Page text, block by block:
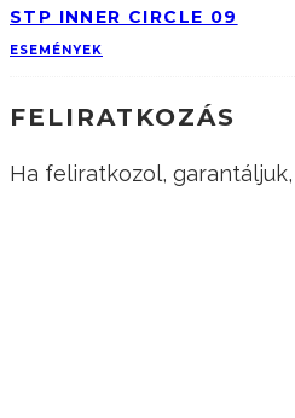
STP INNER CIRCLE 09
ESEMÉNYEK
FELIRATKOZÁS
Ha feliratkozol,